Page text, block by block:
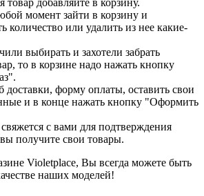
добавляйте в корзину.
момент зайти в корзину и
количество или удалить из нее какие-
выбирать и захотели забрать
то в корзине надо нажать кнопку
доставки, форму оплаты, оставить свои
и в конце нажать кнопку "Оформить
с вами для подтверждения
вы получите свои товары.
Violetplace, Вы всегда можете быть
наших моделей!